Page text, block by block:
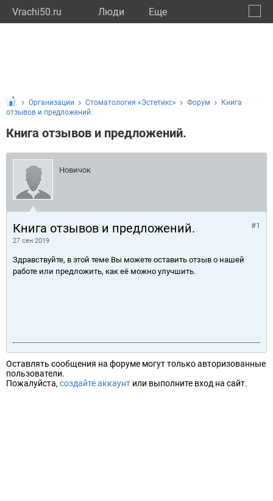
Vrachi50.ru Люди Eще
Организации Стоматология «Эстетикс» Форум
Книга
отзывов и предложений.
Книга отзывов и предложений.
Новичок
Книга отзывов и предложений.
27 сен 2019
#1
Здравствуйте, в этой теме Вы можете оставить отзыв о нашей
работе или предложить, как её можно улучшить.
Оставлять сообщения на форуме могут только авторизованные
пользователи.
Пожалуйста, создайте аккаунт или выполните вход на сайт.